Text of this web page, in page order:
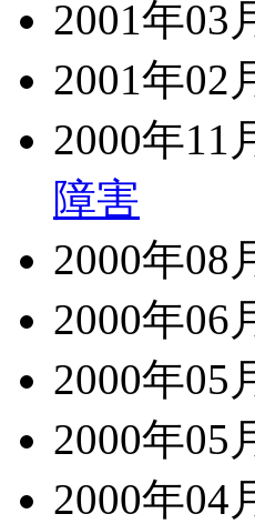
2001年03
2001年02
2000年11
障害
2000年08
2000年06
2000年05
2000年05
2000年04